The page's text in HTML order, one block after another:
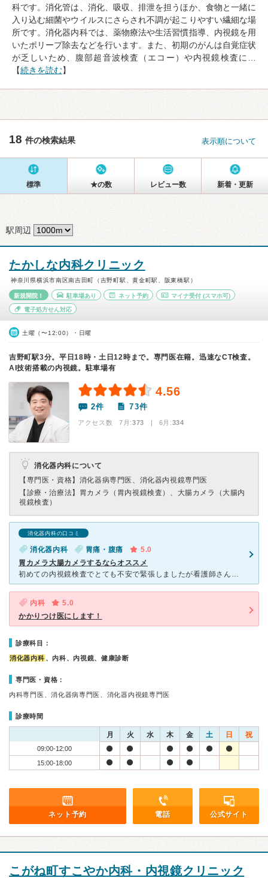
科です。消化管は、消化、吸収、排泄を担うほか、食物と一緒に
入り込む細菌やウイルスにさらされ不調が起こりやすい繊細な場
所です。消化器内科では、薬物療法や生活習慣指導、内視鏡を用
いたポリープ除去などを行います。また、初期のがんは自覚症状
が乏しいため、腹部超音波検査（エコー）や内視鏡検査に…
【続きを読む】
18 件の検索結果 表示順について
標準 ★の数 レビュー数 新着・更新
駅周辺
たかしな内科クリニック
神奈川県横浜市南区南吉田町（吉野町駅、黄金町駅、阪東橋駅）
新規開院！ 駐車場あり ネット予約 マイナ受付 (スマホ可)
電子処方せん対応
土曜（〜12:00）・日曜
吉野町駅3分。平日18時・土日12時まで。専門医在籍。迅速なCT検査。
AI技術搭載の内視鏡。駐車場有
4.56
2件 73件
アクセス数 7月:373 | 6月:334
消化器内科について
【専門医・資格】 消化器病専門医、消化器内視鏡専門医
【診療・治療法】 胃カメラ（胃内視鏡検査）、大腸カメラ（大腸内
視鏡検査）
消化器内科の口コミ
消化器内科 胃痛・腹痛
5.0
胃カメラ大腸カメラするならオススメ
初めての内視鏡検査でとても不安で緊張しましたが看護師さんの優しい声掛けに安心できて好きな音楽も流してくれます。音楽が流れてウトウトと麻酔であっという間に検査が終わっていました。何の痛みもなく目覚めまし
内科
5.0
かかりつけ医にします！
診療科目：
消化器内科 、内科、内視鏡、健康診断
専門医・資格：
内科専門医、消化器病専門医、消化器内視鏡専門医
診療時間
月 火 水 木 金 土 日 祝
09:00-12:00
15:00-18:00
ネット予約 電話 公式サイト
こがね町すこやか内科・内視鏡クリニック